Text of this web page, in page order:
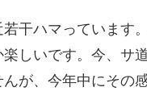
干ハマっています
楽しいです。今、サ
が、今年中にその